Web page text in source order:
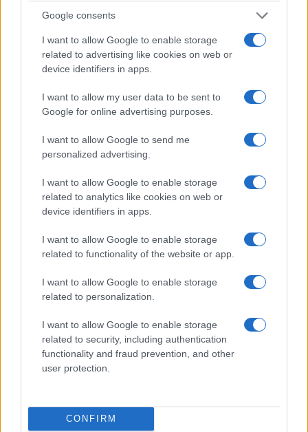
Google consents
I want to allow Google to enable storage
related to advertising like cookies on web or
device identifiers in apps.
I want to allow my user data to be sent to
Google for online advertising purposes.
I want to allow Google to send me
personalized advertising.
I want to allow Google to enable storage
related to analytics like cookies on web or
device identifiers in apps.
I want to allow Google to enable storage
related to functionality of the website or app.
I want to allow Google to enable storage
related to personalization.
I want to allow Google to enable storage
related to security, including authentication
functionality and fraud prevention, and other
user protection.
CONFIRM
ΠΟΝΤΟΣ
Η μεγάλη εορτή της Μεταμορφώσεως του
6/08/2026 - 9:03πμ
ΠΟΝΤΟΣ
ζωντανές τις συνταγές όταν φύγουν οι γιαγιάδες;
5/08/2026 - 11:21πμ